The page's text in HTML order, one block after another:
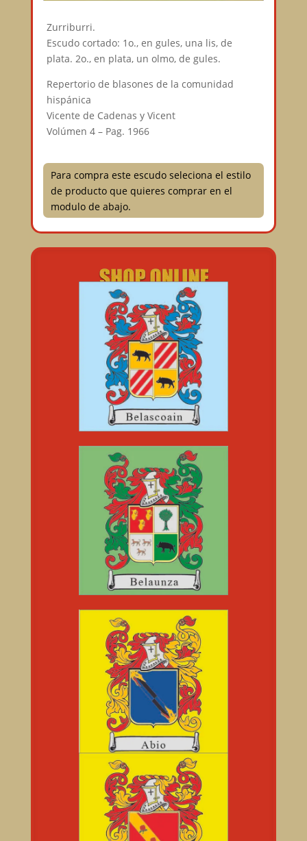
Zurriburri.
Escudo cortado: 1o., en gules, una lis, de
plata. 2o., en plata, un olmo, de gules.
Repertorio de blasones de la comunidad
hispánica
Vicente de Cadenas y Vicent
Volúmen 4 – Pag. 1966
Para compra este escudo seleciona el estilo
de producto que quieres comprar en el
modulo de abajo.